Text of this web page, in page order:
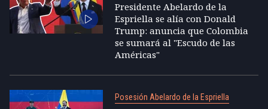
Presidente Abelardo de la
Espriella se alía con Donald
Trump: anuncia que Colombia
se sumará al "Escudo de las
Américas"
Posesión Abelardo de la Espriella